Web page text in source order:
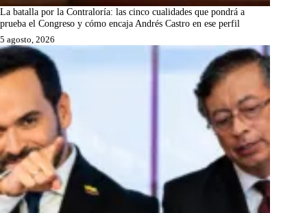
La batalla por la Contraloría: las cinco cualidades que pondrá a
prueba el Congreso y cómo encaja Andrés Castro en ese perfil
5 agosto, 2026